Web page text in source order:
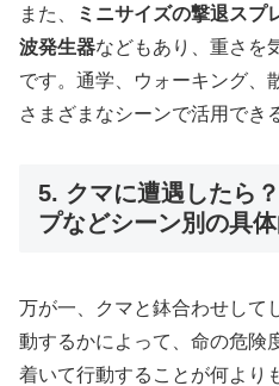
また、 ミニサイズの撃退スプ
波発生器などもあり、重さを
です。通学、ウォーキング、
さまざまなシーンで活用でき
5. クマに遭遇したら
プなどシーン別の具
万が一、クマと鉢合わせして
動するかによって、命の危険
着いて行動することが何より